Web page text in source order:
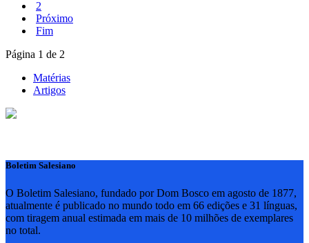
2
Próximo
Fim
Página 1 de 2
Matérias
Artigos
Boletim Salesiano
O Boletim Salesiano, fundado por Dom Bosco em agosto de 1877,
atualmente é publicado no mundo todo em 66 edições e 31 línguas,
com tiragem anual estimada em mais de 10 milhões de exemplares
no total.